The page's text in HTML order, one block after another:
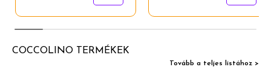
COCCOLINO TERMÉKEK
Tovább a teljes listához >